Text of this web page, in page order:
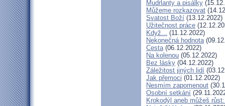
Mudrlanty a pisálky
Můžeme rozkazovat
Svatost Boží (13.12.2022)
Užitečnost práce
Když... (11.12.2022)
Nekonečná hodnota
Cesta(06.12.2022)
Na kolenou (05.12.2022)
Bez lásky (04.12.2022)
Záležitost jiných lidí
Jak přemoci (01.12.2022)
Nesmím zapomenout
Osobní setkání
Krokodýl aneb můžeš